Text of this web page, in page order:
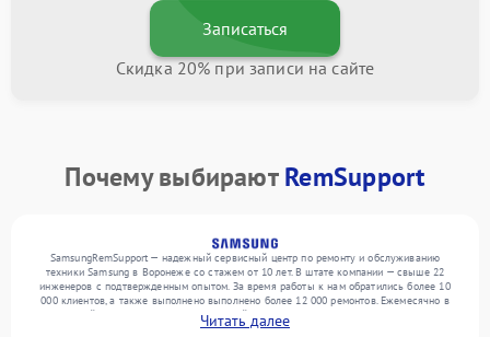
Записаться
Скидка 20% при записи на сайте
Почему выбираютRemSupport
SamsungRemSupport — надежный сервисный центр по ремонту и обслуживанию
техники Samsung в Воронеже со стажем от 10 лет. В штате компании — свыше 22
инженеров с подтвержденным опытом. За время работы к нам обратились более 10
000 клиентов, а также выполнено выполнено более 12 000 ремонтов. Ежемесячно в
сервисный центр поступает от 300 устройств, включая , , . Мы работаем с широким
спектром неисправностей и предлагаем стабильный уровень сервиса благодаря
Читать далее